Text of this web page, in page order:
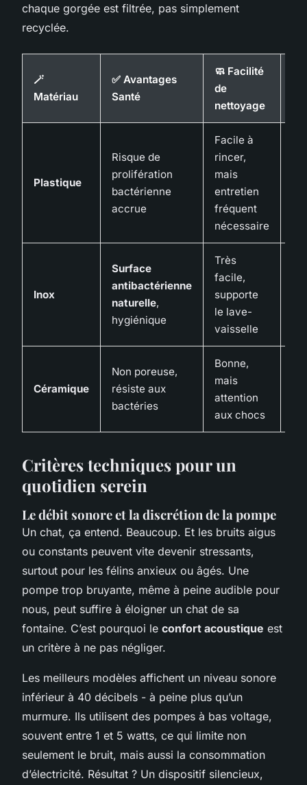
chaque gorgée est filtrée, pas simplement
recyclée.
🪄
Matériau
✅ Avantages
Santé
🧼 Facilité
de
nettoyage
Plastique
Risque de
prolifération
bactérienne
accrue
Facile à
rincer,
mais
entretien
fréquent
nécessaire
Inox
Surface
antibactérienne
naturelle,
hygiénique
Très
facile,
supporte
le lave-
vaisselle
Céramique
Non poreuse,
résiste aux
bactéries
Bonne,
mais
attention
aux chocs
Critères techniques pour un
quotidien serein
Le débit sonore et la discrétion de la pompe
Un chat, ça entend. Beaucoup. Et les bruits aigus
ou constants peuvent vite devenir stressants,
surtout pour les félins anxieux ou âgés. Une
pompe trop bruyante, même à peine audible pour
nous, peut suffire à éloigner un chat de sa
fontaine. C’est pourquoi le confort acoustique est
un critère à ne pas négliger.
Les meilleurs modèles affichent un niveau sonore
inférieur à 40 décibels - à peine plus qu’un
murmure. Ils utilisent des pompes à bas voltage,
souvent entre 1 et 5 watts, ce qui limite non
seulement le bruit, mais aussi la consommation
d’électricité. Résultat ? Un dispositif silencieux,